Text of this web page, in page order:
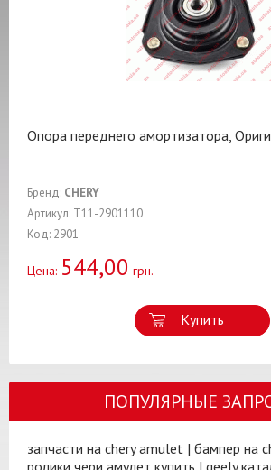
Опора переднего амортизатора,
Бренд: CHERY
Артикул: T11-2901110
Код: 2901
Цена: 544,00 грн.
Купить
ПОПУЛЯРНЫЕ
запчасти на chery amulet | бампер на
ролики чери амулет купить | geely